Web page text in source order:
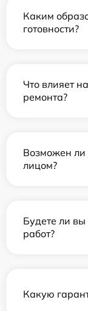
Каким
готовности?
Что влияет
ремонта?
Возможен ли
лицом?
Будете ли
работ?
Какую